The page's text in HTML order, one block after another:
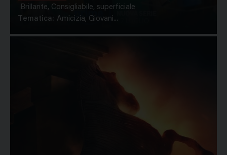
Brillante, Consigliabile, superficiale
Tematica: Amicizia, Giovani...